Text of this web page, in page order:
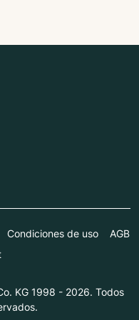
Condiciones de uso
AGB
KG 1998 - 2026. Todos